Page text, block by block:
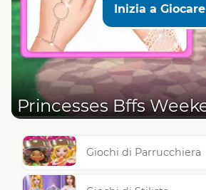
Inizia a Giocare
Giochi di Parrucchiera